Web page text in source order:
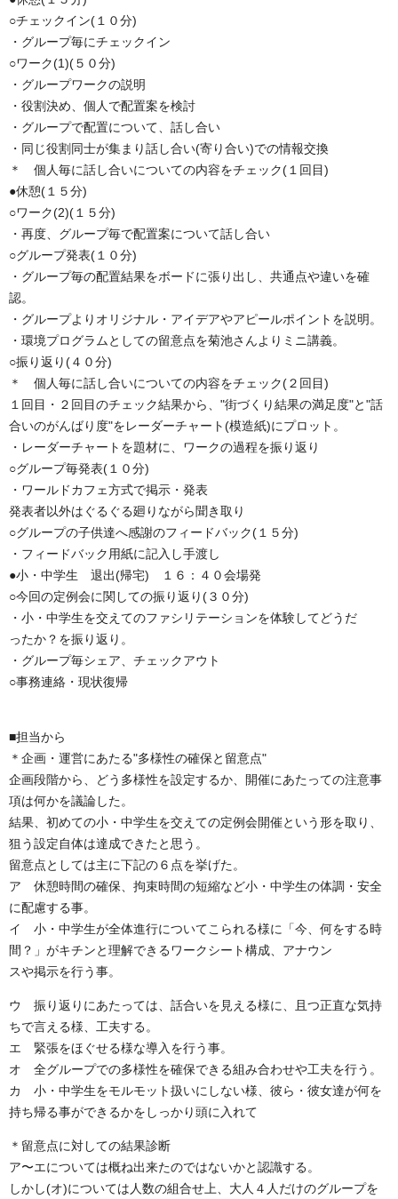
○チェックイン(１０分)
・グループ毎にチェックイン
○ワーク(1)(５０分)
・グループワークの説明
・役割決め、個人で配置案を検討
・グループで配置について、話し合い
・同じ役割同士が集まり話し合い(寄り合い)での情報交換
＊ 個人毎に話し合いについての内容をチェック(１回目)
●休憩(１５分)
○ワーク(2)(１５分)
・再度、グループ毎で配置案について話し合い
○グループ発表(１０分)
・グループ毎の配置結果をボードに張り出し、共通点や違いを確
認。
・グループよりオリジナル・アイデアやアピールポイントを説明。
・環境プログラムとしての留意点を菊池さんよりミニ講義。
○振り返り(４０分)
＊ 個人毎に話し合いについての内容をチェック(２回目)
１回目・２回目のチェック結果から、"街づくり結果の満足度"と"話
合いのがんばり度"をレーダーチャート(模造紙)にプロット。
・レーダーチャートを題材に、ワークの過程を振り返り
○グループ毎発表(１０分)
・ワールドカフェ方式で掲示・発表
発表者以外はぐるぐる廻りながら聞き取り
○グループの子供達へ感謝のフィードバック(１５分)
・フィードバック用紙に記入し手渡し
●小・中学生 退出(帰宅) １６：４０会場発
○今回の定例会に関しての振り返り(３０分)
・小・中学生を交えてのファシリテーションを体験してどうだ
ったか？を振り返り。
・グループ毎シェア、チェックアウト
○事務連絡・現状復帰
■担当から
＊企画・運営にあたる"多様性の確保と留意点"
企画段階から、どう多様性を設定するか、開催にあたっての注意事
項は何かを議論した。
結果、初めての小・中学生を交えての定例会開催という形を取り、
狙う設定自体は達成できたと思う。
留意点としては主に下記の６点を挙げた。
ア 休憩時間の確保、拘束時間の短縮など小・中学生の体調・安全
に配慮する事。
イ 小・中学生が全体進行についてこられる様に「今、何をする時
間？」がキチンと理解できるワークシート構成、アナウン
スや掲示を行う事。
ウ 振り返りにあたっては、話合いを見える様に、且つ正直な気持
ちで言える様、工夫する。
エ 緊張をほぐせる様な導入を行う事。
オ 全グループでの多様性を確保できる組み合わせや工夫を行う。
カ 小・中学生をモルモット扱いにしない様、彼ら・彼女達が何を
持ち帰る事ができるかをしっかり頭に入れて
＊留意点に対しての結果診断
ア〜エについては概ね出来たのではないかと認識する。
しかし(オ)については人数の組合せ上、大人４人だけのグループを